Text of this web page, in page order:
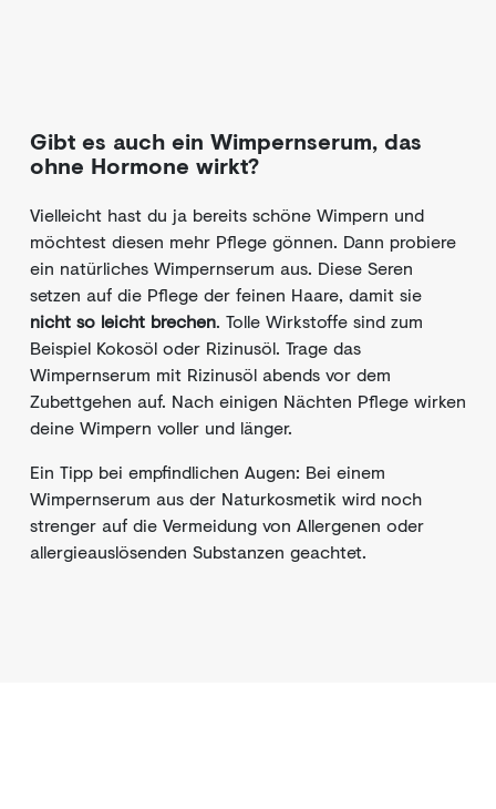
Gibt es auch ein Wimpernserum, das
ohne Hormone wirkt?
Vielleicht hast du ja bereits schöne Wimpern und
möchtest diesen mehr Pflege gönnen. Dann probiere
ein natürliches Wimpernserum aus. Diese Seren
setzen auf die Pflege der feinen Haare, damit sie
nicht so leicht brechen. Tolle Wirkstoffe sind zum
Beispiel Kokosöl oder Rizinusöl. Trage das
Wimpernserum mit Rizinusöl abends vor dem
Zubettgehen auf. Nach einigen Nächten Pflege wirken
deine Wimpern voller und länger.
Ein Tipp bei empfindlichen Augen: Bei einem
Wimpernserum aus der Naturkosmetik wird noch
strenger auf die Vermeidung von Allergenen oder
allergieauslösenden Substanzen geachtet.